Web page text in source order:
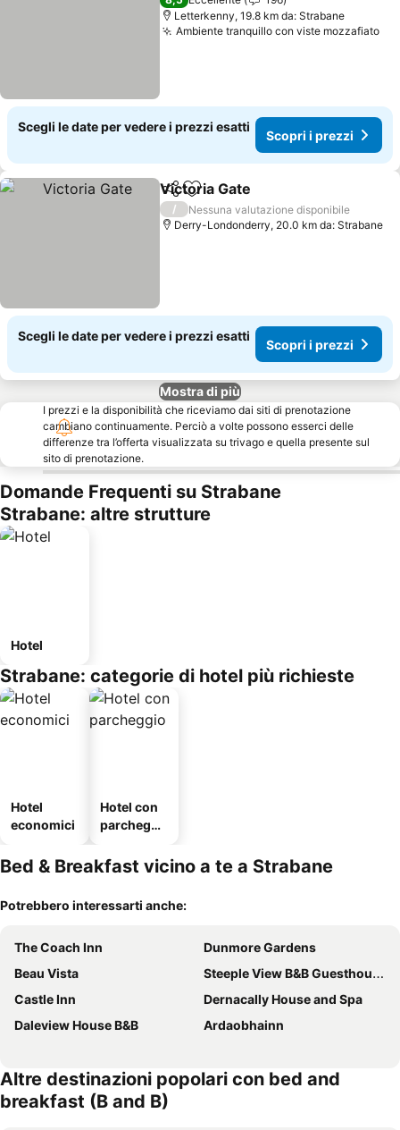
Letterkenny, 19.8 km da: Strabane
Ambiente tranquillo con viste mozzafiato
Scegli le date per vedere i prezzi esatti
Scopri i prezzi
CondividiAggiungi ai preferiti
Victoria Gate
/
Nessuna valutazione disponibile
Derry-Londonderry, 20.0 km da: Strabane
Scegli le date per vedere i prezzi esatti
Scopri i prezzi
Mostra di più
I prezzi e la disponibilità che riceviamo dai siti di prenotazione
cambiano continuamente. Perciò a volte possono esserci delle
differenze tra l’offerta visualizzata su trivago e quella presente sul
sito di prenotazione.
Domande Frequenti su Strabane
Strabane: altre strutture
Hotel
Strabane: categorie di hotel più richieste
Hotel
economici
Hotel con
parcheggi
Bed & Breakfast vicino a te a Strabane
Potrebbero interessarti anche:
The Coach Inn
Dunmore Gardens
Beau Vista
Steeple View B&B Guesthouse Donegal
Castle Inn
Dernacally House and Spa
Daleview House B&B
Ardaobhainn
Altre destinazioni popolari con bed and
breakfast (B and B)